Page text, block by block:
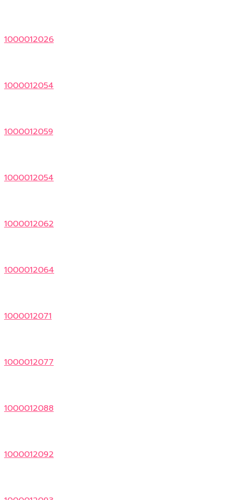
1000012026
1000012054
1000012059
1000012054
1000012062
1000012064
1000012071
1000012077
1000012088
1000012092